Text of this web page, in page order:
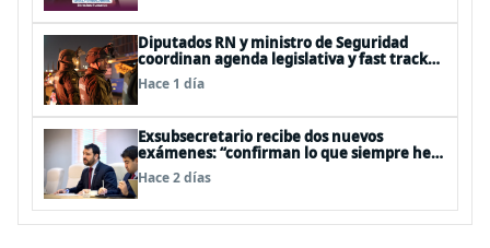
Diputados RN y ministro de Seguridad
coordinan agenda legislativa y fast track
de proyectos
Hace 1 día
Exsubsecretario recibe dos nuevos
exámenes: “confirman lo que siempre he
dicho que no consumo droga”
Hace 2 días